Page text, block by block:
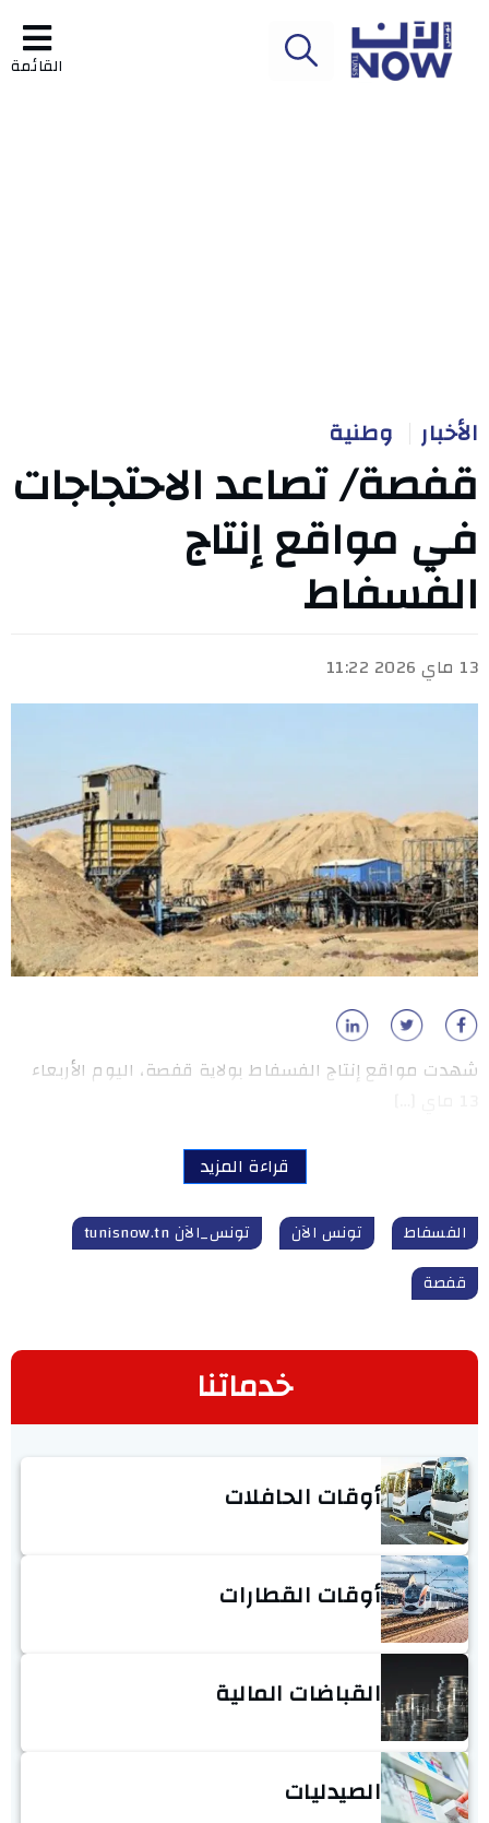
القائمة
الأخبار وطنية
قفصة/ تصاعد الاحتجاجات
في مواقع إنتاج
الفسفاط
13 ماي 2026 11:22
شهدت مواقع إنتاج الفسفاط بولاية قفصة، اليوم الأربعاء
قراءة المزيد
الفسفاط تونس الآن
تونس_الآن tunisnow.tn
قفصة
خدماتنا
أوقات الحافلات
أوقات القطارات
القباضات المالية
الصيدليات